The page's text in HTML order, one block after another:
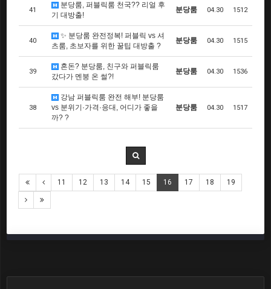
41
분당룸, 퍼블릭룸 천국?? 리얼 후
기 대방출!
분당룸 04.30 1512
40
✨ 분당룸 완전정복! 퍼블릭 vs 셔
츠룸, 초보자를 위한 꿀팁 대방출 ?
분당룸 04.30 1515
39
혼돈? 분당룸, 친구와 퍼블릭룸
갔다가 멘붕 온 썰?!
분당룸 04.30 1536
38
강남 퍼블릭룸 완전 해부! 분당룸
vs 분위기·가격·응대, 어디가 좋을
까? ?
분당룸 04.30 1517
11 12 13 14 15 16 17 18 19